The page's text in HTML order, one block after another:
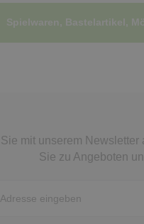
Spielwaren, Bastelartikel,
mit unserem Newsletter
Sie zu Angeboten